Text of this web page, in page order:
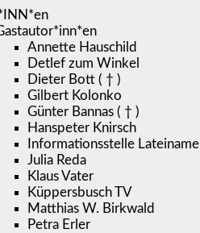
Annette Hauschild
Detlef zum Winkel
Dieter Bott ( † )
Gilbert Kolonko
Günter Bannas ( † )
Hanspeter Knirsch
Informationsstelle
Julia Reda
Klaus Vater
Küppersbusch TV
Matthias W. Birkwald
Petra Erler